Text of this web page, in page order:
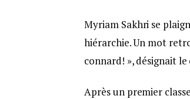
Myriam Sakhri se
hiérarchie. Un mot
connard! », désignait
Après un premier